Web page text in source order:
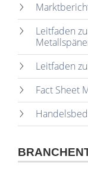
Leitfaden
Leitfaden
Fact Sheet